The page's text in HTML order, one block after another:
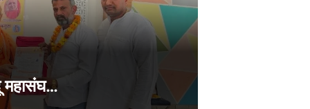
महासंघ…